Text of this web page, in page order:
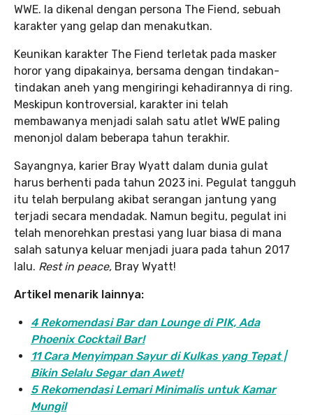
WWE. Ia dikenal dengan persona The Fiend, sebuah
karakter yang gelap dan menakutkan.
Keunikan karakter The Fiend terletak pada masker
horor yang dipakainya, bersama dengan tindakan-
tindakan aneh yang mengiringi kehadirannya di ring.
Meskipun kontroversial, karakter ini telah
membawanya menjadi salah satu atlet WWE paling
menonjol dalam beberapa tahun terakhir.
Sayangnya, karier Bray Wyatt dalam dunia gulat
harus berhenti pada tahun 2023 ini. Pegulat tangguh
itu telah berpulang akibat serangan jantung yang
terjadi secara mendadak. Namun begitu, pegulat ini
telah menorehkan prestasi yang luar biasa di mana
salah satunya keluar menjadi juara pada tahun 2017
lalu. Rest in peace, Bray Wyatt!
Artikel menarik lainnya:
4 Rekomendasi Bar dan Lounge di PIK, Ada
Phoenix Cocktail Bar!
11 Cara Menyimpan Sayur di Kulkas yang Tepat |
Bikin Selalu Segar dan Awet!
5 Rekomendasi Lemari Minimalis untuk Kamar
Mungil